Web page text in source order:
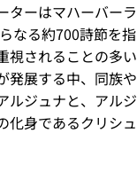
ターはマハーバー
なる約700詩節を
視されることの多
発展する中、同族
ルジュナと、アル
化身であるクリシ